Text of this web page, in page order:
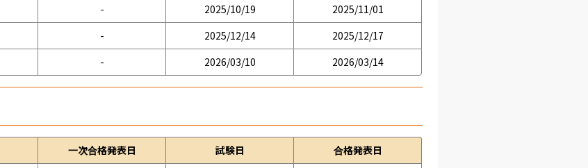
- 2025/10/19
2025/11/01
- 2025/12/14
2025/12/17
- 2026/03/10 2026/03/14
一次合格発表日 試験日
合格発表日